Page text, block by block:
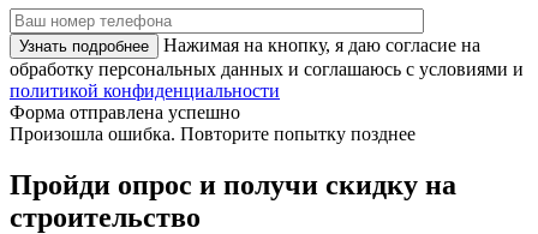
Нажимая на кнопку, я даю согласие на
обработку персональных данных и соглашаюсь с условиями и
политикой конфиденциальности
Форма отправлена успешно
Произошла ошибка. Повторите попытку позднее
Пройди опрос и получи скидку на
строительство